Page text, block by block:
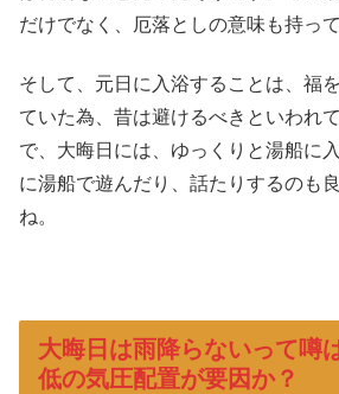
だけでなく、厄落としの意味も持って
そして、元日に入浴することは、福
ていた為、昔は避けるべきといわれ
で、大晦日には、ゆっくりと湯船に
に湯船で遊んだり、話たりするのも
ね。
大晦日は雨降らないって噂
低の気圧配置が要因か？